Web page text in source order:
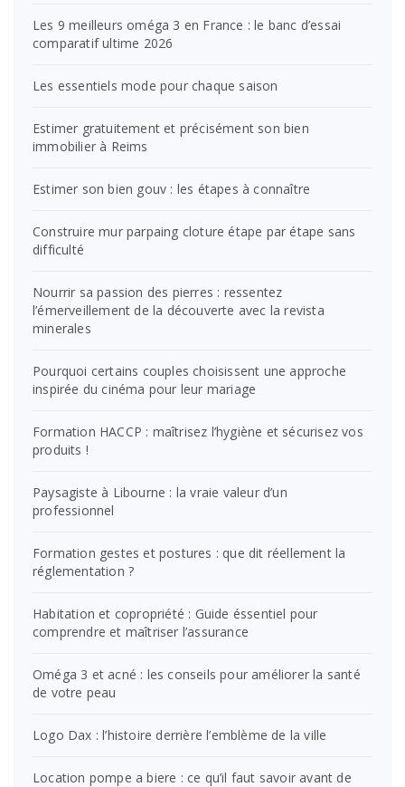
Les 9 meilleurs oméga 3 en France : le banc d’essai
comparatif ultime 2026
Les essentiels mode pour chaque saison
Estimer gratuitement et précisément son bien
immobilier à Reims
Estimer son bien gouv : les étapes à connaître
Construire mur parpaing cloture étape par étape sans
difficulté
Nourrir sa passion des pierres : ressentez
l’émerveillement de la découverte avec la revista
minerales
Pourquoi certains couples choisissent une approche
inspirée du cinéma pour leur mariage
Formation HACCP : maîtrisez l’hygiène et sécurisez vos
produits !
Paysagiste à Libourne : la vraie valeur d’un
professionnel
Formation gestes et postures : que dit réellement la
réglementation ?
Habitation et copropriété : Guide éssentiel pour
comprendre et maîtriser l’assurance
Oméga 3 et acné : les conseils pour améliorer la santé
de votre peau
Logo Dax : l’histoire derrière l’emblème de la ville
Location pompe a biere : ce qu’il faut savoir avant de